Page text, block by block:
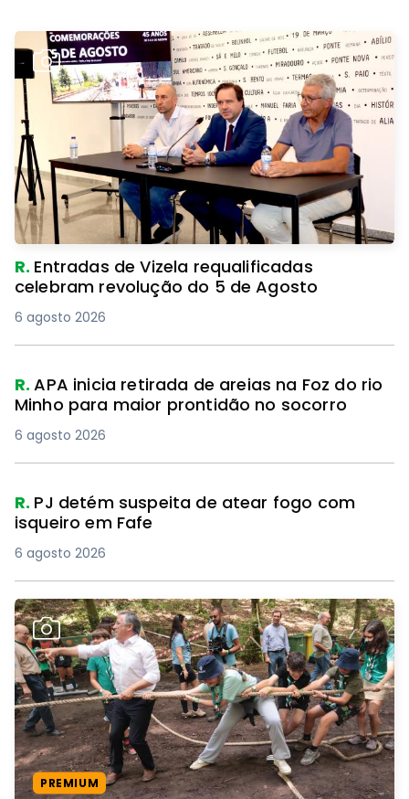
R. Entradas de Vizela requalificadas
celebram revolução do 5 de Agosto
6 agosto 2026
R.APA inicia retirada de areias na Foz do rio
Minho para maior prontidão no socorro
6 agosto 2026
R. PJ detém suspeita de atear fogo com
isqueiro em Fafe
6 agosto 2026
PREMIUM